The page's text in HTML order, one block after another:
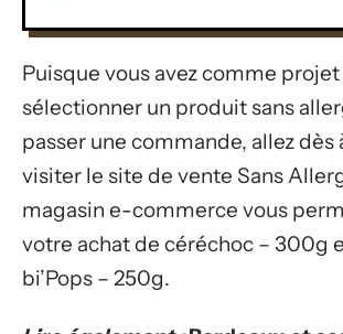
Puisque vous avez comme
sélectionner un produit sans
passer une commande, allez dès
visiter le site de vente Sans
magasin e-commerce vous
votre achat de céréchoc – 300g
bi’Pops – 250g.